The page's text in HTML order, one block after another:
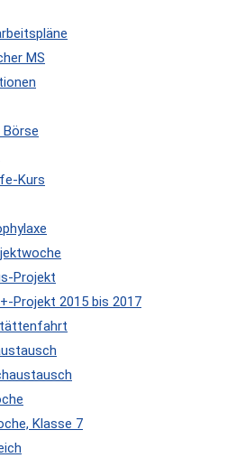
MS
Börse
Kurs
Projekt
Projekt 2015 bis 2017
Klasse 7